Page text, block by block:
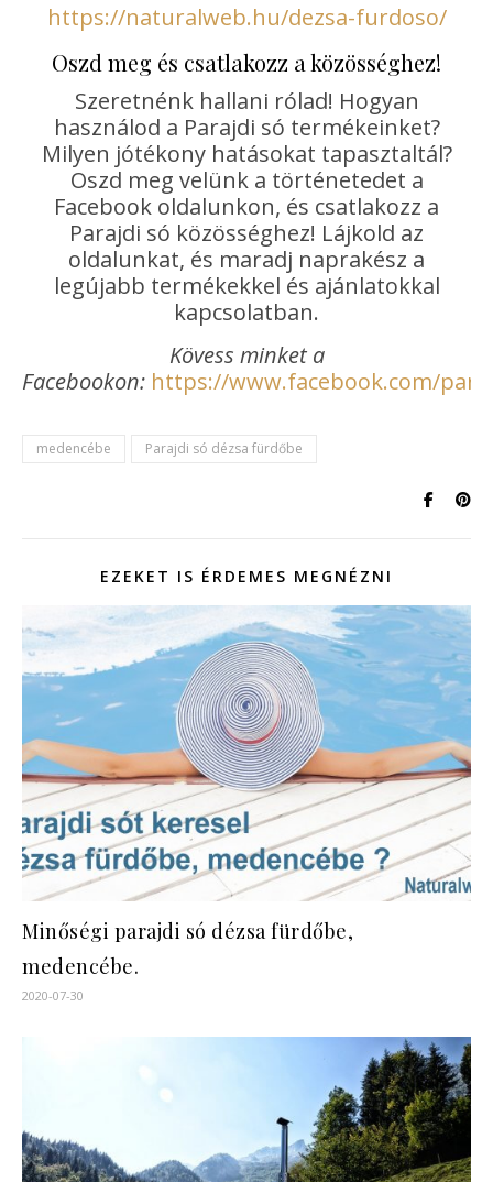
https://naturalweb.hu/dezsa-furdoso/
Oszd meg és csatlakozz a közösséghez!
Szeretnénk hallani rólad! Hogyan
használod a Parajdi só termékeinket?
Milyen jótékony hatásokat tapasztaltál?
Oszd meg velünk a történetedet a
Facebook oldalunkon, és csatlakozz a
Parajdi só közösséghez! Lájkold az
oldalunkat, és maradj naprakész a
legújabb termékekkel és ajánlatokkal
kapcsolatban.
Kövess minket a
Facebookon: https://www.facebook.com/
medencébe Parajdi só dézsa fürdőbe
EZEKET IS ÉRDEMES MEGNÉZNI
Minőségi parajdi só dézsa fürdőbe,
medencébe.
2020-07-30